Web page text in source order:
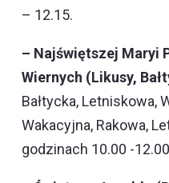
– 12.15.
– Najświętszej Maryi
Wiernych (Likusy,
Bałtycka, Letniskowa,
Wakacyjna, Rakowa,
godzinach 10.00 -